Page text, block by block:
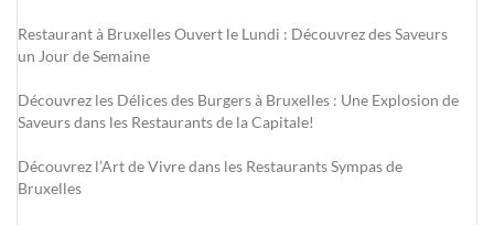
Restaurant à Bruxelles Ouvert le Lundi : Découvrez des Saveurs
un Jour de Semaine
Découvrez les Délices des Burgers à Bruxelles : Une Explosion de
Saveurs dans les Restaurants de la Capitale!
Découvrez l’Art de Vivre dans les Restaurants Sympas de
Bruxelles